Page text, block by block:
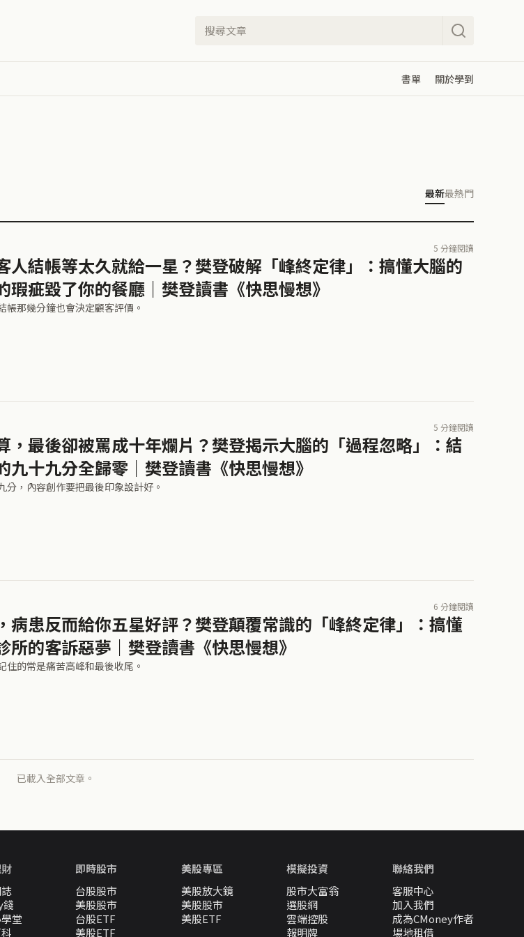
書單 關於學到
最新最熱門
5 分鐘閱讀
人結帳等太久就給一星？樊登破解「峰終定律」：搞懂大腦的
瑕疵毀了你的餐廳｜樊登讀書《快思慢想》
帳那幾分鐘也會決定顧客評價。
5 分鐘閱讀
，最後卻被罵成十年爛片？樊登揭示大腦的「過程忽略」：結
九十九分全歸零｜樊登讀書《快思慢想》
，內容創作要把最後印象設計好。
6 分鐘閱讀
病患反而給你五星好評？樊登顛覆常識的「峰終定律」：搞懂
所的客訴惡夢｜樊登讀書《快思慢想》
住的常是痛苦高峰和最後收尾。
已載入全部文章。
錢
堂
即時股市
台股股市
美股股市
台股ETF
美股ETF
美股專區
美股放大鏡
美股股市
美股ETF
模擬投資
股市大富翁
選股網
雲端控股
報明牌
聯絡我們
客服中心
加入我們
成為CMoney作者
場地租借